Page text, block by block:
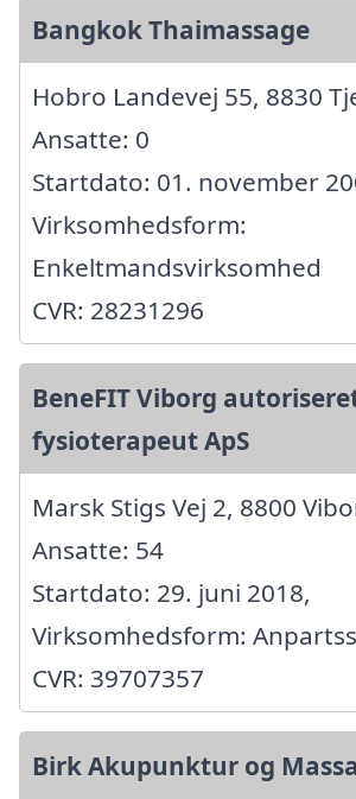
Bangkok Thaimassage
Hobro Landevej 55, 8830
Ansatte: 0
Startdato: 01. november
Virksomhedsform:
Enkeltmandsvirksomhed
CVR: 28231296
BeneFIT Viborg
fysioterapeut ApS
Marsk Stigs Vej 2, 8800
Ansatte: 54
Startdato: 29. juni 2018,
Virksomhedsform:
CVR: 39707357
Birk Akupunktur og